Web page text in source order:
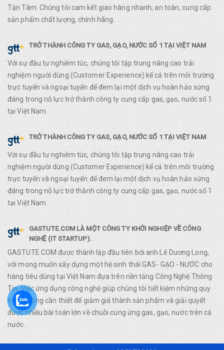
Tận Tâm. Chúng tôi cam kết giao hàng nhanh, an toàn, cung cấp
sản phẩm chất lượng, chính hãng.
TRỞ THÀNH CÔNG TY GAS, GẠO, NƯỚC SỐ 1 TẠI VIỆT NAM
Với sự đầu tư nghiêm túc, chúng tôi tập trung nâng cao trải
nghiệm người dùng (Customer Experience) kể cả trên môi trường
trực tuyến và ngoại tuyến để đem lại một dịch vụ hoàn hảo xứng
đáng trong nỗ lực trở thành công ty cung cấp gas, gạo, nước số 1
tại Việt Nam.
TRỞ THÀNH CÔNG TY GAS, GẠO, NƯỚC SỐ 1 TẠI VIỆT NAM
Với sự đầu tư nghiêm túc, chúng tôi tập trung nâng cao trải
nghiệm người dùng (Customer Experience) kể cả trên môi trường
trực tuyến và ngoại tuyến để đem lại một dịch vụ hoàn hảo xứng
đáng trong nỗ lực trở thành công ty cung cấp gas, gạo, nước số 1
tại Việt Nam.
GASTUTE.COM LÀ MỘT CÔNG TY KHỞI NGHIỆP VỀ CÔNG
NGHỆ (IT STARTUP).
GASTUTE.COM được thành lập đầu tiên bởi anh Lê Dương Long,
với mong muốn xây dựng một hệ sinh thái GAS- GẠO - NƯỚC cho
hàng tiêu dùng tại Việt Nam đựa trên nền tảng Công Nghệ Thông
Tin. Việc ứng dụng công nghệ giúp chúng tôi tiết kiệm những quy
trình không cần thiết để giảm giá thành sản phẩm và giải quyết
được nhiều bài toán lớn về chuỗi cung ứng gas, gạo, nước trên cả
nước.